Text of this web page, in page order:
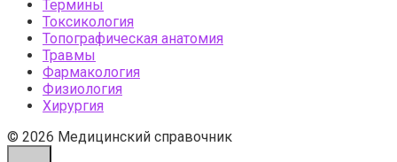
Термины
Токсикология
Топографическая анатомия
Травмы
Фармакология
Физиология
Хирургия
© 2026 Медицинский справочник